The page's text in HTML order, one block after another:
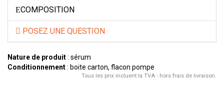
COMPOSITION
POSEZ UNE QUESTION
Nature de produit: sérum
Conditionnement: boite carton, flacon pompe
Tous les prix incluent la TVA - hors frais de livraison.